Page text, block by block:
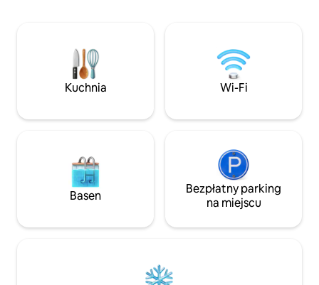
are 9 well-appointed bathrooms, each
equipped with a toilet, sink, and walk-in
shower, ensuring comfort for all guests.
The kitchen facilities are perfect for self-
prepare meals as they wish. Enjoy the
comfort and connectivity. Linen and
towels are provided, adding
convenience to your stay, along with
essential amenities for a relaxing
parking is available, making your stay
minute walk), a local market (10-minute
walk), and a cultural museum (15-minute
Kampala-Juba, w
Zaledwie 200 m
Shine / Gapco
prania Twoich
sprzątającą.
Kuchnia Wi-Fi
Basen
Bezpłatny parking
na miejscu